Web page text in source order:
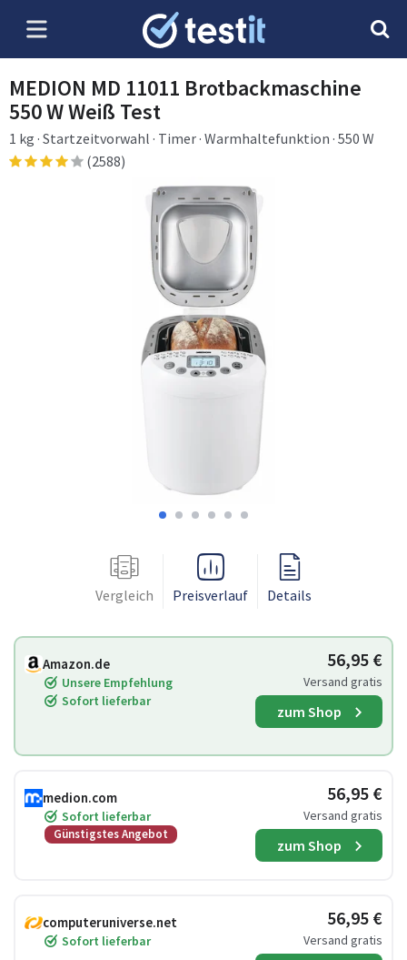
MEDION MD 11011 Brotbackmaschine
550 W Weiß Test
1 kg · Startzeitvorwahl · Timer · Warmhaltefunktion · 550 W
(2588)
Vergleich Preisverlauf Details
Amazon.de
Unsere Empfehlung
Sofort lieferbar
56,95 €
Versand gratis
zum Shop
medion.com
Sofort lieferbar
Günstigstes Angebot
56,95 €
Versand gratis
zum Shop
computeruniverse.net
Sofort lieferbar
56,95 €
Versand gratis